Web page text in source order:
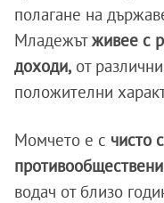
полагане на
Младежътживее с
доходи, от
положителни
Момчето е с чисто
водач от близо